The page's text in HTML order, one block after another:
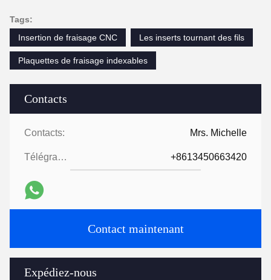
Contacts
Contacts: Mrs. Michelle
Télégramme: +8613450663420
Contact maintenant
Expédiez-nous
Tags:
Insertion de fraisage CNC
Les inserts tournant des fils
Plaquettes de fraisage indexables